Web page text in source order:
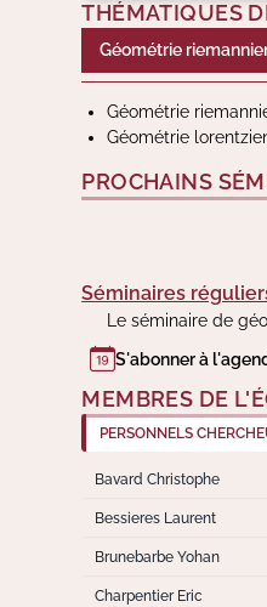
THÉMATIQUES
Géométrie
Géométrie
Géométrie
PROCHAINS
Séminaires
Le séminaire de
S'abonner à
MEMBRES DE
PERSONNELS
Bavard Christophe
Bessieres Laurent
Brunebarbe Yohan
Charpentier Eric